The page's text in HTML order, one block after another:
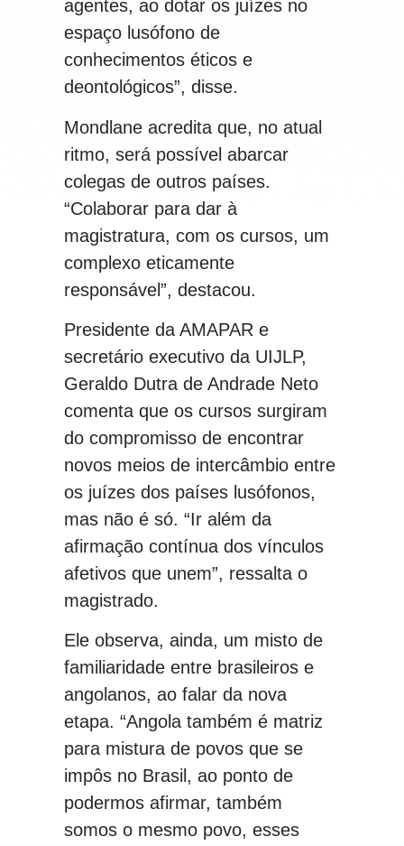
agentes, ao dotar os juízes no
espaço lusófono de
conhecimentos éticos e
deontológicos”, disse.
Mondlane acredita que, no atual
ritmo, será possível abarcar
colegas de outros países.
“Colaborar para dar à
magistratura, com os cursos, um
complexo eticamente
responsável”, destacou.
Presidente da AMAPAR e
secretário executivo da UIJLP,
Geraldo Dutra de Andrade Neto
comenta que os cursos surgiram
do compromisso de encontrar
novos meios de intercâmbio entre
os juízes dos países lusófonos,
mas não é só. “Ir além da
afirmação contínua dos vínculos
afetivos que unem”, ressalta o
magistrado.
Ele observa, ainda, um misto de
familiaridade entre brasileiros e
angolanos, ao falar da nova
etapa. “Angola também é matriz
para mistura de povos que se
impôs no Brasil, ao ponto de
podermos afirmar, também
somos o mesmo povo, esses